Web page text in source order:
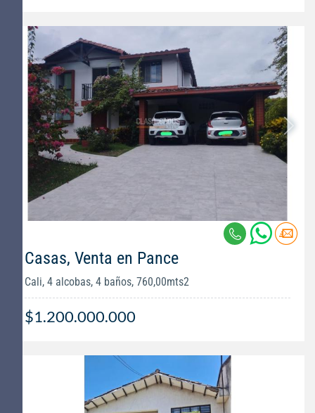
Casas, Venta en Pance
Cali, 4 alcobas, 4 baños, 760,00mts2
$1.200.000.000